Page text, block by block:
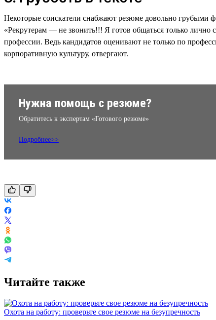
Некоторые соискатели снабжают резюме довольно грубыми
«Рекрутерам — не звонить!!! Я готов общаться только
профессии. Ведь кандидатов оценивают не только по
корпоративную культуру, отвергают.
Нужна помощь с резюме?
Обратитесь к экспертам «Готового резюме»
Подробнее>>
Читайте также
Охота на работу: проверьте свое резюме на безупречность